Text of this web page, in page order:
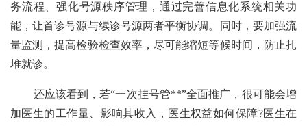
务流程、强化号源秩序管理，通过完善信息化系统相关功
能，让首诊号源与续诊号源两者平衡协调。同时，要加强流
量监测，提高检验检查效率，尽可能缩短等候时间，防止扎
堆就诊。
还应该看到，若“一次挂号管**”全面推广，很可能会增
加医生的工作量、影响其收入，医生权益如何保障?医生在